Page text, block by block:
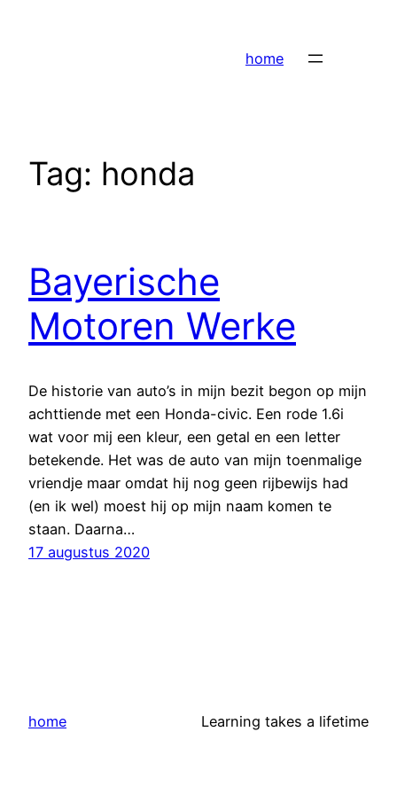
home
Tag: honda
Bayerische
Motoren Werke
De historie van auto’s in mijn bezit begon op mijn
achttiende met een Honda-civic. Een rode 1.6i
wat voor mij een kleur, een getal en een letter
betekende. Het was de auto van mijn toenmalige
vriendje maar omdat hij nog geen rijbewijs had
(en ik wel) moest hij op mijn naam komen te
staan. Daarna…
17 augustus 2020
home Learning takes a lifetime